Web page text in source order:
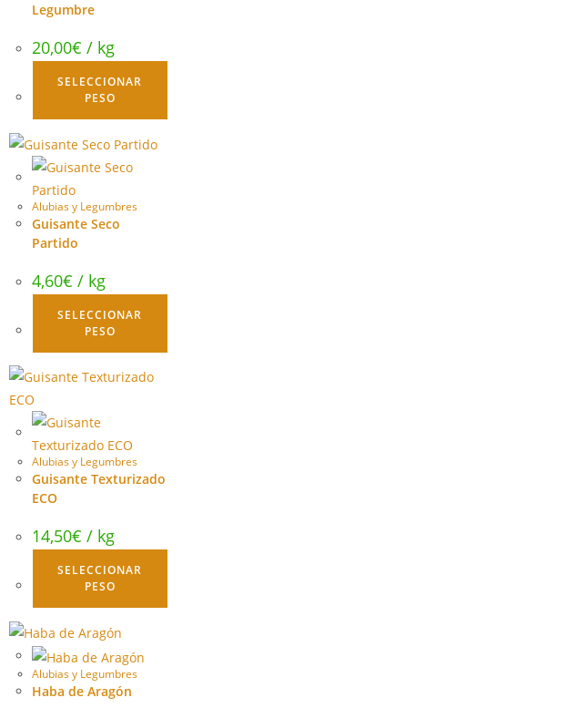
Legumbre
20,00€ / kg
SELECCIONAR
PESO
Alubias y Legumbres
Guisante Seco
Partido
4,60€ / kg
SELECCIONAR
PESO
Alubias y Legumbres
Guisante Texturizado
ECO
14,50€ / kg
SELECCIONAR
PESO
Alubias y Legumbres
Haba de Aragón